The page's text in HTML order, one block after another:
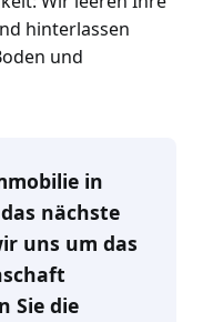
hinterlassen
und
in
nächste
uns um das
Sie die